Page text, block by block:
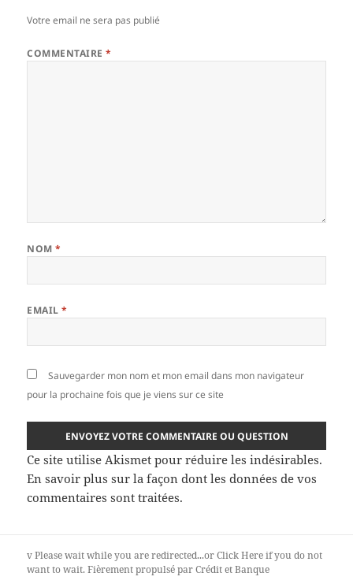
Votre email ne sera pas publié
COMMENTAIRE*
NOM*
EMAIL*
Sauvegarder mon nom et mon email dans mon navigateur
pour la prochaine fois que je viens sur ce site
Ce site utilise Akismet pour réduire les indésirables.
En savoir plus sur la façon dont les données de vos
commentaires sont traitées.
vPlease wait while you are redirected...orClick Hereif you do not
want to wait.Fièrement propulsé par Crédit et Banque